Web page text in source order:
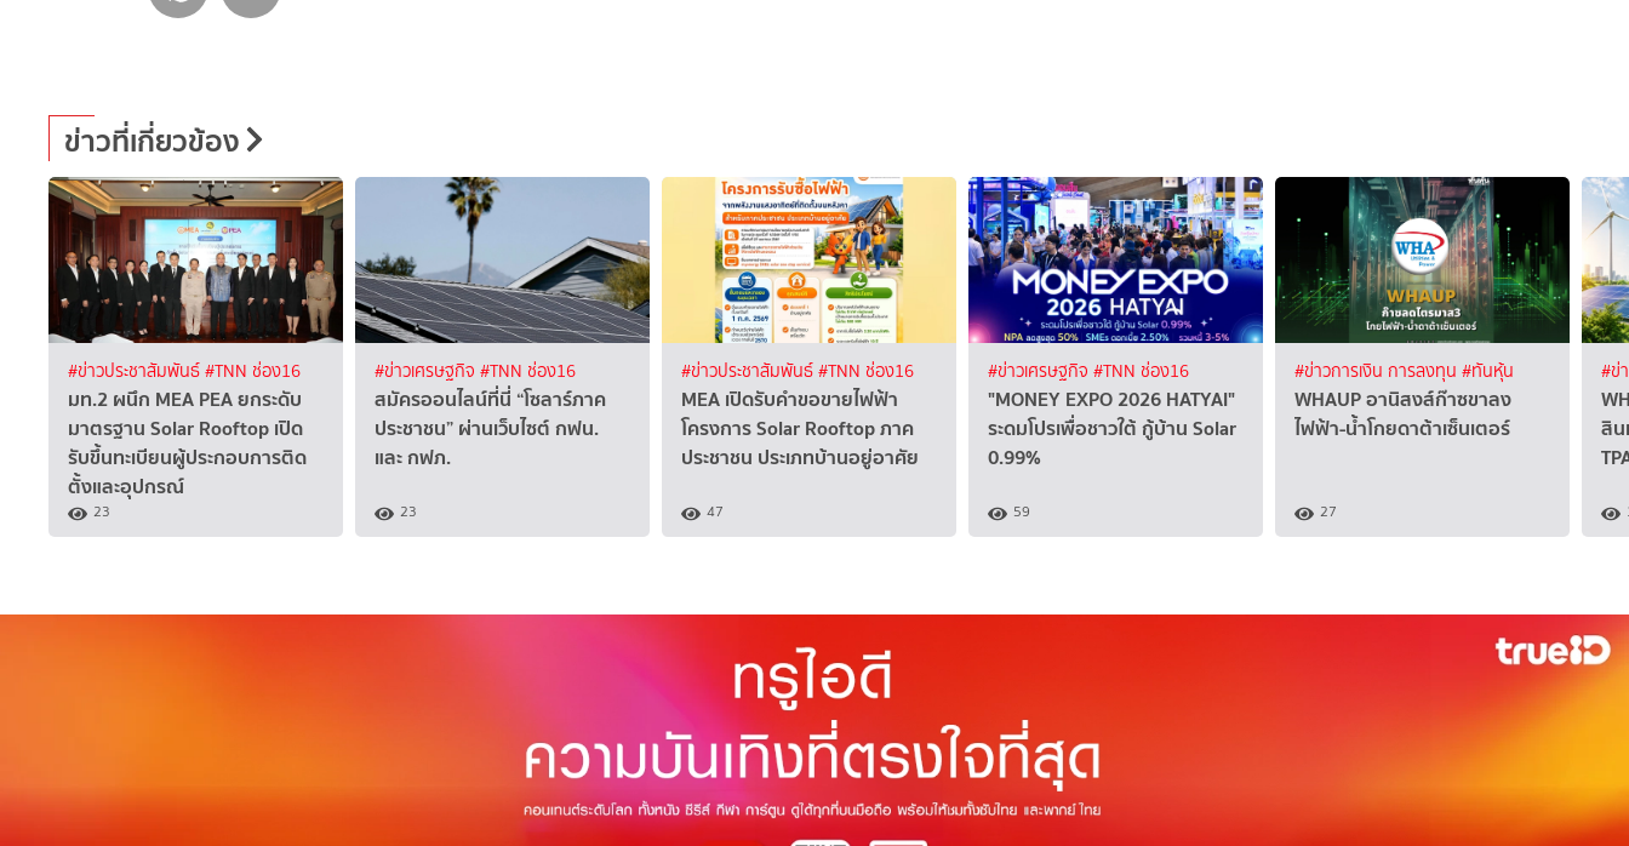
ข่าวที่เกี่ยวข้อง
#ข่าวประชาสัมพันธ์#TNN ช่อง16
มท.2 ผนึก MEA PEA ยกระดับ
มาตรฐาน Solar Rooftop เปิด
รับขึ้นทะเบียนผู้ประกอบการติด
ตั้งและอุปกรณ์
23
#ข่าวเศรษฐกิจ #TNN ช่อง16
สมัครออนไลน์ที่นี่ “โซลาร์ภาค
ประชาชน” ผ่านเว็บไซต์ กฟน.
และ กฟภ.
23
#ข่าวประชาสัมพันธ์#TNN ช่อง16
MEA เปิดรับคำขอขายไฟฟ้า
โครงการ Solar Rooftop ภาค
ประชาชน ประเภทบ้านอยู่อาศัย
47
#ข่าวเศรษฐกิจ #TNN ช่อง16
"MONEY EXPO 2026 HATYAI"
ระดมโปรเพื่อชาวใต้ กู้บ้าน Solar
0.99%
59
#ข่าวการเงิน การลงทุน #ทันหุ้น
WHAUP อานิสงส์ก๊าซขาลง
ไฟฟ้า-น้ำโกยดาต้าเซ็นเตอร์
27
#ข่
สิน